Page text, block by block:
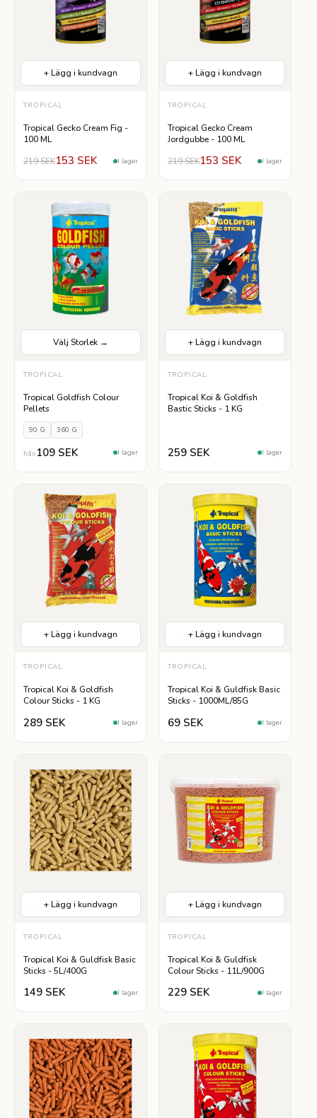
+ Lägg i kundvagn
TROPICAL
Tropical Gecko Cream Fig -
100 ML
219 SEK153 SEK I lager
+ Lägg i kundvagn
TROPICAL
Tropical Gecko Cream
Jordgubbe - 100 ML
219 SEK153 SEK I lager
Välj Storlek →
VÄLJ STORLEK
90 G 360 G
TROPICAL
Tropical Goldfish Colour
Pellets
90 G 360 G
från 109 SEK I lager
+ Lägg i kundvagn
TROPICAL
Tropical Koi & Goldfish
Bastic Sticks - 1 KG
259 SEK I lager
+ Lägg i kundvagn
TROPICAL
Tropical Koi & Goldfish
Colour Sticks - 1 KG
289 SEK I lager
Lättsmält
+ Lägg i kundvagn
TROPICAL
Tropical Koi & Guldfisk Basic
Sticks - 1000ML/85G
69 SEK I lager
Lättsmält Lättsmälta
+ Lägg i kundvagn
TROPICAL
Tropical Koi & Guldfisk Basic
Sticks - 5L/400G
149 SEK I lager
+ Lägg i kundvagn
TROPICAL
Tropical Koi & Guldfisk
Colour Sticks - 11L/900G
229 SEK I lager